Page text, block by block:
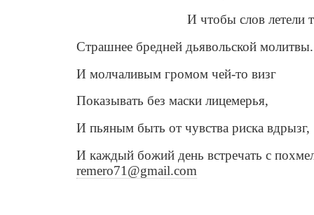
И чтобы слов летели
Страшнее бредней дьявольской молитвы.
И молчаливым громом чей-то визг
Показывать без маски лицемерья,
И пьяным быть от чувства риска вдрызг,
И каждый божий день встречать с
remero71@gmail.com